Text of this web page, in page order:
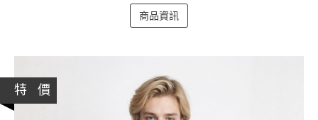
商品資訊
特 價